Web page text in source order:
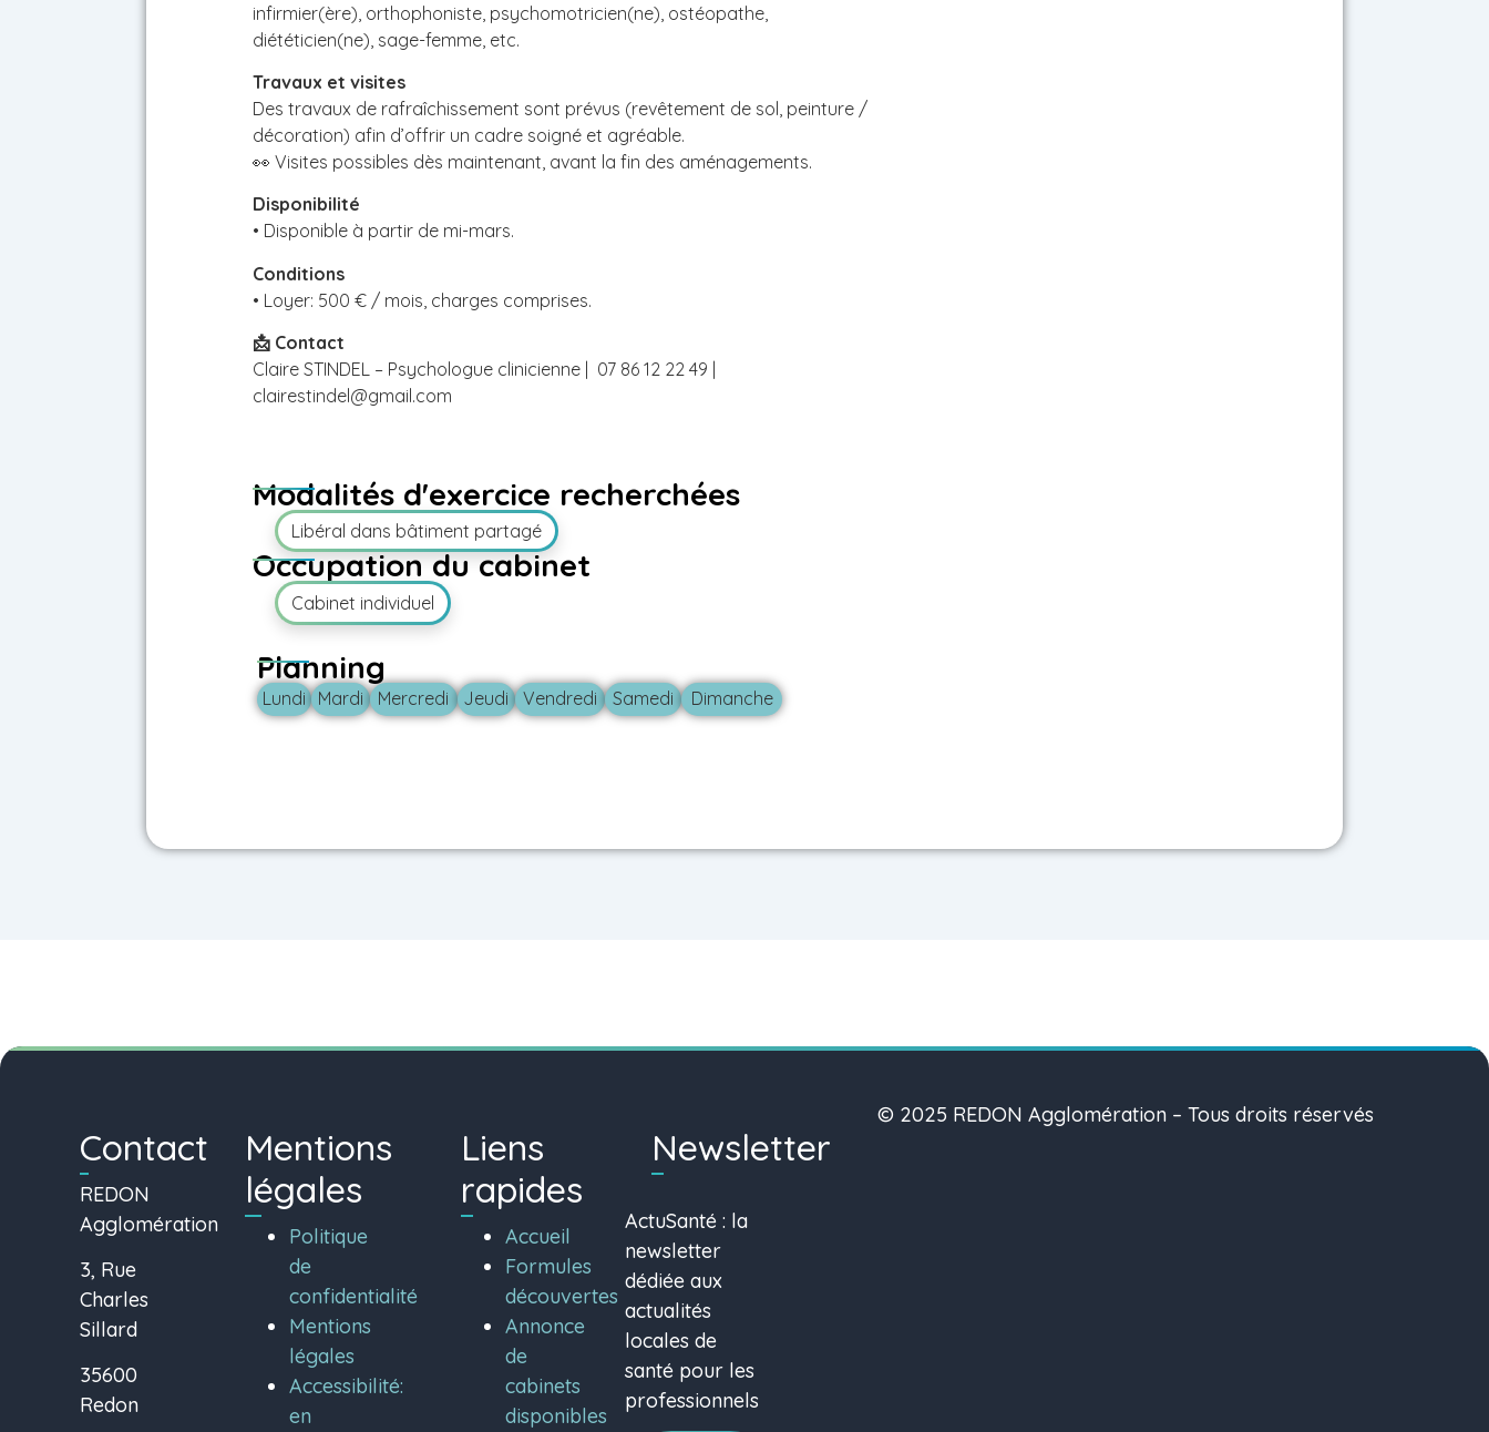
infirmier(ère), orthophoniste, psychomotricien(ne), ostéopathe,
diététicien(ne), sage-femme, etc.
Travaux et visites
Des travaux de rafraîchissement sont prévus (revêtement de sol, peinture /
décoration) afin d’offrir un cadre soigné et agréable.
👀 Visites possibles dès maintenant, avant la fin des aménagements.
Disponibilité
• Disponible à partir de mi-mars.
Conditions
• Loyer: 500 € / mois, charges comprises.
📩 Contact
Claire STINDEL – Psychologue clinicienne | 07 86 12 22 49 |
clairestindel@gmail.com
Modalités d'exercice recherchées
Libéral dans bâtiment partagé
Occupation du cabinet
Cabinet individuel
Planning
Lundi Mardi Mercredi Jeudi Vendredi Samedi Dimanche
Contact
REDON
Agglomération
3, Rue
Charles
Sillard
35600
Redon
Mentions
légales
Politique
de
confidentialité
Mentions
légales
Accessibilité:
en
Liens
rapides
Accueil
Formules
découvertes
Annonce
de
cabinets
disponibles
Newsletter
ActuSanté : la
newsletter
dédiée aux
actualités
locales de
santé pour les
professionnels
© 2025 REDON Agglomération – Tous droits réservés